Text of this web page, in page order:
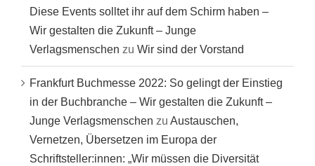
Diese Events solltet ihr auf dem Schirm haben –
Wir gestalten die Zukunft – Junge
Verlagsmenschen zu Wir sind der Vorstand
Frankfurt Buchmesse 2022: So gelingt der Einstieg
in der Buchbranche – Wir gestalten die Zukunft –
Junge Verlagsmenschen zu Austauschen,
Vernetzen, Übersetzen im Europa der
Schriftsteller:innen: „Wir müssen die Diversität